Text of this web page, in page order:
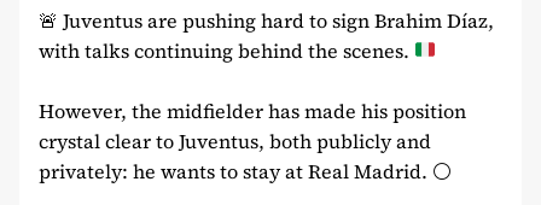
🚨 Juventus are pushing hard to sign Brahim Díaz,
with talks continuing behind the scenes.
However, the midfielder has made his position
crystal clear to Juventus, both publicly and
privately: he wants to stay at Real Madrid. ⚪️